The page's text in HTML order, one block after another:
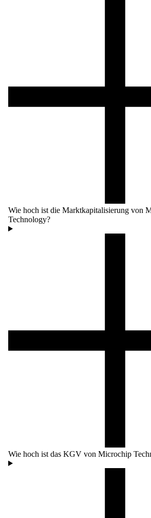
Wie hoch ist die Marktkapitalisierung von
Technology?
Wie hoch ist das KGV von Microchip